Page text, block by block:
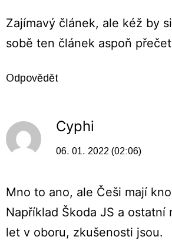
Zajímavý článek, ale kéž by
sobě ten článek aspoň
Odpovědět
Cyphi
06. 01. 2022 (02:06)
Mno to ano, ale Češi mají
Například Škoda JS a ostatní
let v oboru, zkušenosti jsou.